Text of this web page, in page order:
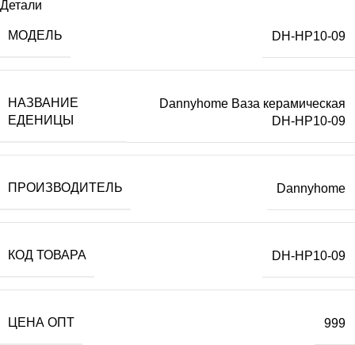
Детали
МОДЕЛЬ DH-HP10-09
НАЗВАНИЕ
ЕДЕНИЦЫ
Dannyhome Ваза керамическая
DH-HP10-09
ПРОИЗВОДИТЕЛЬ Dannyhome
КОД ТОВАРА DH-HP10-09
ЦЕНА ОПТ 999